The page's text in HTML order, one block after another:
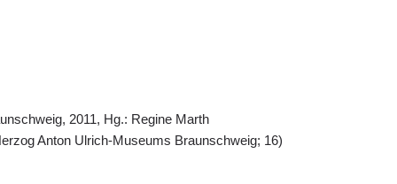
2011, Hg.: Regine Marth
Anton Ulrich-Museums Braunschweig; 16)